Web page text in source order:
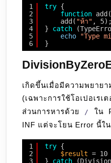
1
2
3
4
5
6
try {
function
add( "ห้า" , 5);
} catch
echo
"Type
}
เกิดขึ้นเมื่อมีความพยาย
(เฉพาะการใช้โอเปอเรเ
ส่วนการหารด้วย
/
ใน
INF แต่จะโยน Error นี้ใ
1
2
3
try {
$result = 10
} catch